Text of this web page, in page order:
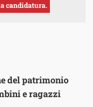
candidatura.
del patrimonio
e ragazzi